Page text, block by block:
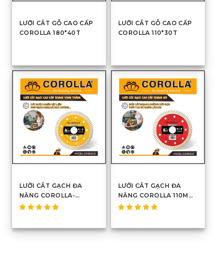
LƯỠI CẮT GỖ CAO CẤP
COROLLA 180*40T
LƯỠI CẮT GỖ CAO CẤP
COROLLA 110*30T
LƯỠI CẮT GẠCH ĐA
NĂNG COROLLA-
CA992328
LƯỠI CẮT GẠCH ĐA
NĂNG COROLLA 110MM
(ĐỎ) – CA992327